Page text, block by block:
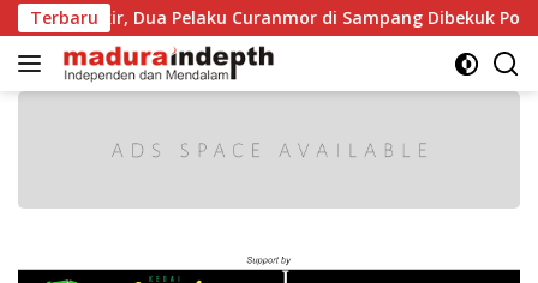
Langsung
ke
konten
Terbaru
Dua Pelaku Curanmor di Sampang Dibekuk Polisi